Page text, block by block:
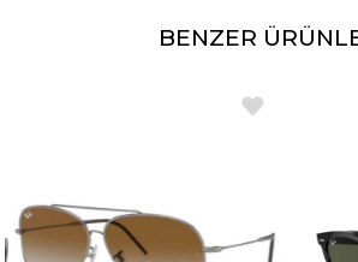
BENZER